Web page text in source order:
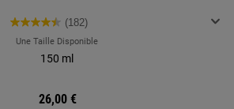
(182)
Une Taille Disponible
150 ml
26,00 €